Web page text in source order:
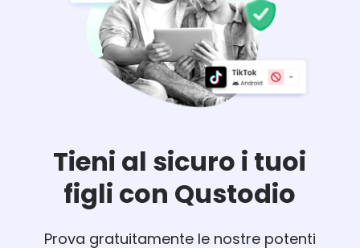
Tieni al sicuro i tuoi
figli con Qustodio
Prova gratuitamente le nostre potenti